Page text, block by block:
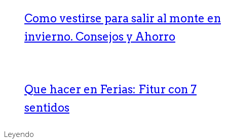
Como vestirse para salir al monte en
invierno. Consejos y Ahorro
Que hacer en Ferias: Fitur con 7
sentidos
Leyendo